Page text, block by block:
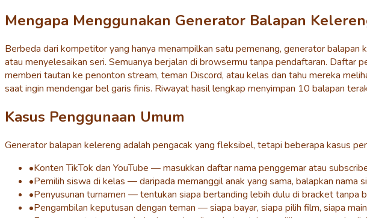
Mengapa Menggunakan Generator Balapan
Berbeda dari kompetitor yang hanya menampilkan satu pemenang, generator
atau menyelesaikan seri. Semuanya berjalan di browsermu tanpa pendaftaran. Daftar
memberi tautan ke penonton stream, teman Discord, atau kelas dan tahu mereka
saat ingin mendengar bel garis finis. Riwayat hasil lengkap menyimpan 10 balapan
Kasus Penggunaan Umum
Generator balapan kelereng adalah pengacak yang fleksibel, tetapi beberapa kasus
•Konten TikTok dan YouTube — masukkan daftar nama penggemar atau
•Pemilih siswa di kelas — daripada memanggil anak yang sama, balapkan nama
•Penyusunan turnamen — tentukan siapa bertanding lebih dulu di bracket tanpa
•Pengambilan keputusan dengan teman — siapa bayar, siapa pilih film, siapa